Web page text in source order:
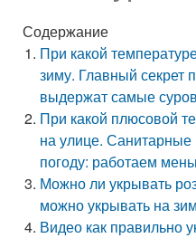
Содержание
При какой
зиму. Главный секрет
выдержат самые
При какой плюсовой
на улице.
погоду: работаем
Можно ли укрывать
можно укрывать на
Видео как правильно